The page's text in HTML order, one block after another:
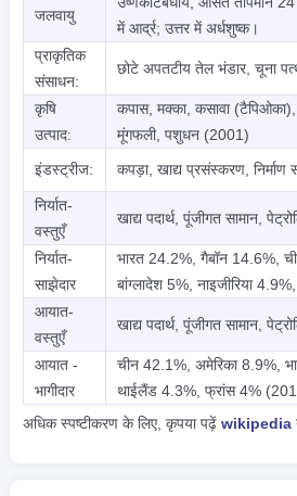
जलवायु
में आर्द्र; उत्तर में अर्धशुष्क।
प्राकृतिक
संसाधन:
छोटे अपतटीय तेल भंडार, चूना
कृषि
उत्पाद:
कपास, मक्का, कसावा
मूंगफली, पशुधन (2001)
इंडस्ट्रीज:
कपड़ा, खाद्य प्रसंस्करण, निर्माण
निर्यात-
वस्तुएँ
खाद्य पदार्थ, पूंजीगत सामान,
निर्यात-
साझेदार
भारत 24.2%, गैबॉन 14.6%,
बांग्लादेश 5%, नाइजीरिया
आयात-
वस्तुएँ
खाद्य पदार्थ, पूंजीगत सामान,
आयात -
भागीदार
चीन 42.1%, अमेरिका 8.9%,
थाईलैंड 4.3%, फ्रांस 4%
अधिक स्पष्टीकरण के लिए, कृपया पढ़ें wikipedia